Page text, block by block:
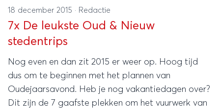
18 december 2015 · Redactie
7x De leukste Oud & Nieuw
stedentrips
Nog even en dan zit 2015 er weer op. Hoog tijd
dus om te beginnen met het plannen van
Oudejaarsavond. Heb je nog vakantiedagen over?
Dit zijn de 7 gaafste plekken om het vuurwerk van